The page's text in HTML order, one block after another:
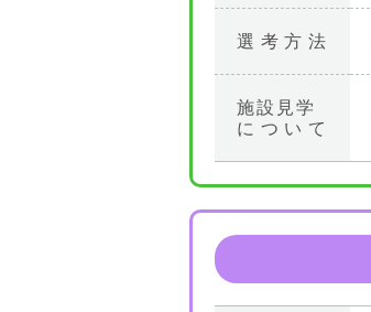
選考方法
施設見学
について